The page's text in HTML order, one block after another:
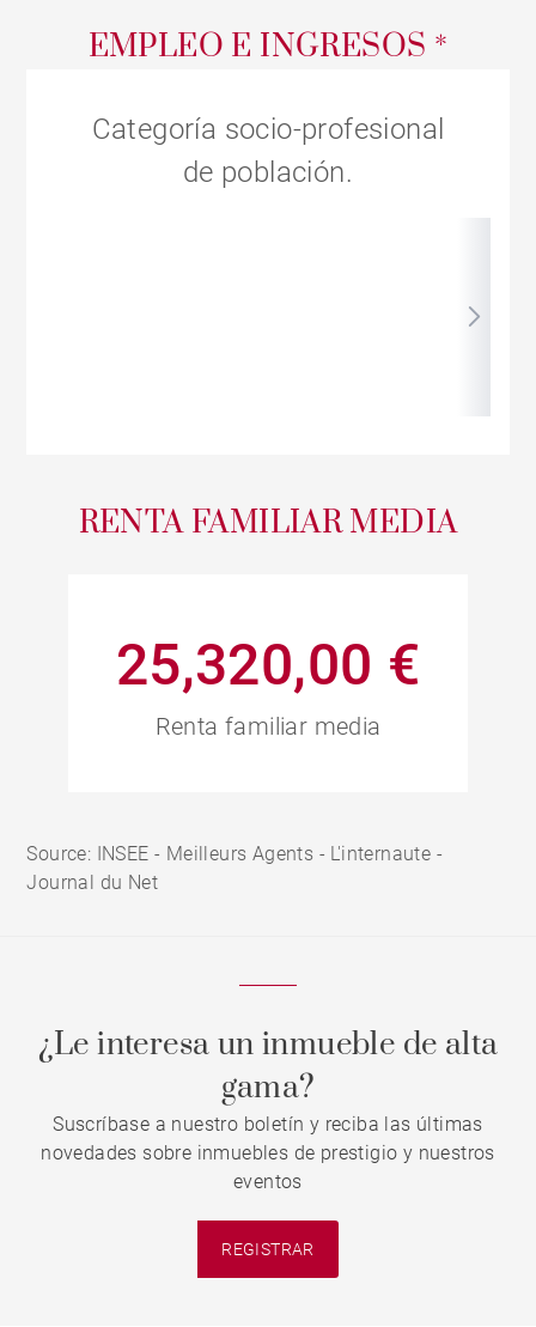
EMPLEO E INGRESOS *
Categoría socio-profesional
de población.
RENTA FAMILIAR MEDIA
25,320,00 €
Renta familiar media
Source: INSEE - Meilleurs Agents - L'internaute -
Journal du Net
¿Le interesa un inmueble de alta
gama?
Suscríbase a nuestro boletín y reciba las últimas
novedades sobre inmuebles de prestigio y nuestros
eventos
REGISTRAR